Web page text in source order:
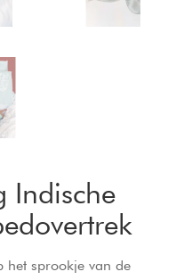
Indische
het sprookje van de